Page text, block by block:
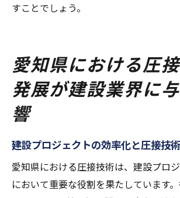
すことでしょう。
愛知県における圧
発展が建設業界に
響
建設プロジェクトの効率化と圧接技
愛知県における圧接技術は、建設プロ
において重要な役割を果たしています